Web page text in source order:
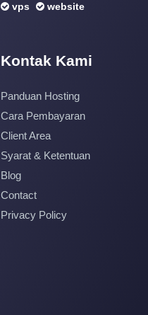
vps website
Kontak Kami
Panduan Hosting
Cara Pembayaran
Client Area
Syarat & Ketentuan
Blog
Contact
Privacy Policy